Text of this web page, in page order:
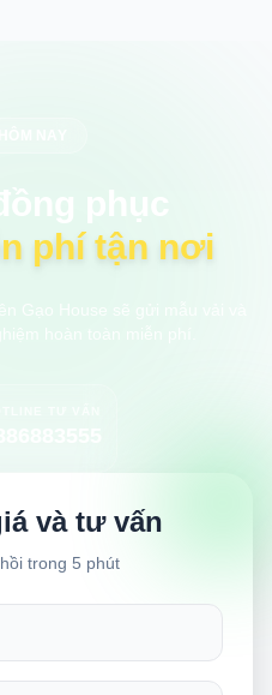
phục
phí tận nơi
và tư vấn
trong 5 phút